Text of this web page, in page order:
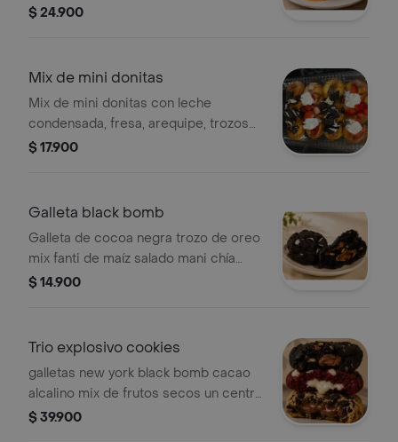
cremosidad del flan y un toque de
$ 24.900
Mix de mini donitas
Mix de mini donitas con leche
condensada, fresa, arequipe, trozos
de galleta Oreo y crema batida.
$ 17.900
Galleta black bomb
Galleta de cocoa negra trozo de oreo
mix fanti de maíz salado mani chía
almendra calabaza con un relleno de
$ 14.900
Trio explosivo cookies
galletas new york black bomb cacao
alcalino mix de frutos secos un centro
de bombo burbuja de chocolate y
$ 39.900